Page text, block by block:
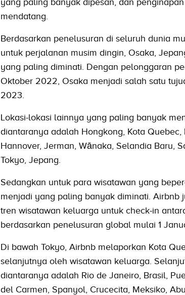
mendatang.
Berdasarkan penelusuran di seluruh dunia
untuk perjalanan musim dingin, Osaka,
yang paling diminati. Dengan pelonggaran
Oktober 2022, Osaka menjadi salah satu
2023.
Lokasi-lokasi lainnya yang paling banyak
diantaranya adalah Hongkong, Kota Quebec,
Hannover, Jerman, Wānaka, Selandia Baru,
Tokyo, Jepang.
Sedangkan untuk para wisatawan yang
menjadi yang paling banyak diminati. Airbnb
tren wisatawan keluarga untuk check-in
berdasarkan penelusuran global mulai 1
Di bawah Tokyo, Airbnb melaporkan Kota
selanjutnya oleh wisatawan keluarga.
diantaranya adalah Rio de Janeiro, Brasil,
del Carmen, Spanyol, Crucecita, Meksiko,